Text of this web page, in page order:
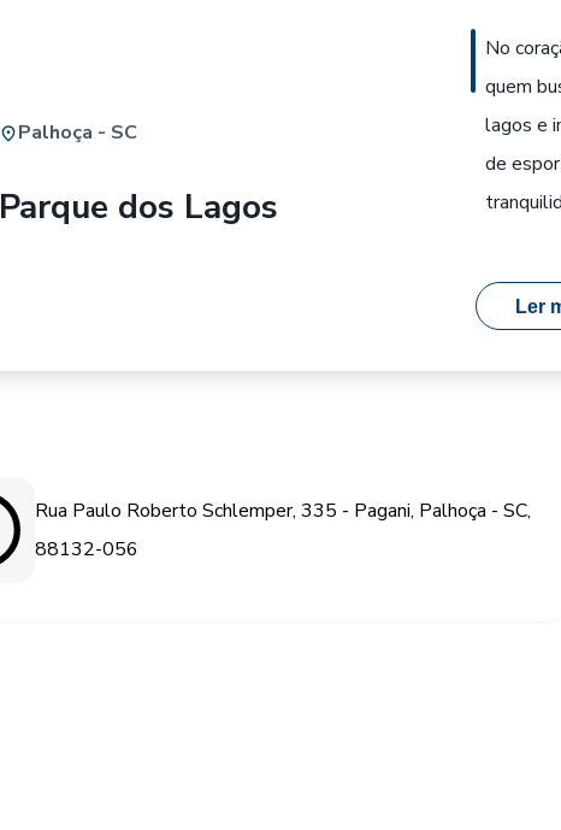
Palhoça - SC
Parque dos Lagos
No
quem
lagos e
de
Ler
Rua Paulo Roberto Schlemper, 335 - Pagani, Palhoça - SC,
88132-056